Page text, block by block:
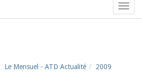
Menu
de
Le Mensuel - ATD Actualité
2009